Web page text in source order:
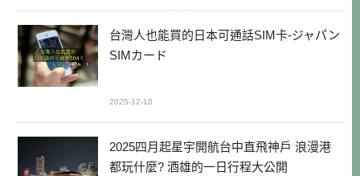
台灣人也能買的日本可通話SIM卡-ジャパン
SIMカード
2025-12-10
2025四月起星宇開航台中直飛神戶 浪漫港
都玩什麼? 酒雄的一日行程大公開